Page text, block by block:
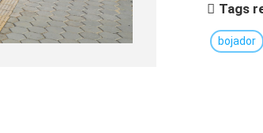
Tags
bojador